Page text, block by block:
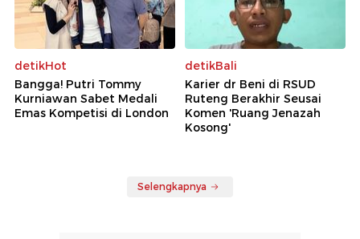
detikHot
Bangga! Putri Tommy
Kurniawan Sabet Medali
Emas Kompetisi di London
detikBali
Karier dr Beni di RSUD
Ruteng Berakhir Seusai
Komen 'Ruang Jenazah
Kosong'
Selengkapnya